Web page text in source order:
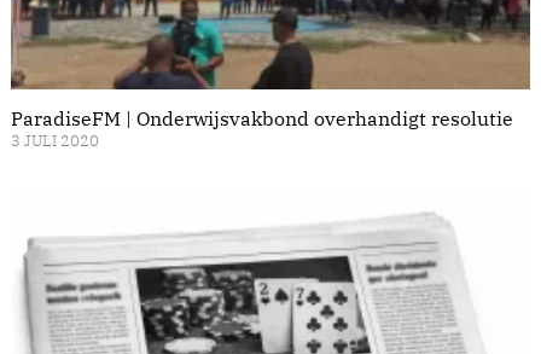
ParadiseFM | Onderwijsvakbond overhandigt resolutie
3 JULI 2020